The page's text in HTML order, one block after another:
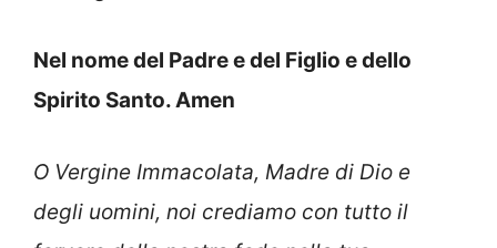
Nel nome del Padre e del Figlio e dello
Spirito Santo. Amen
O Vergine Immacolata, Madre di Dio e
degli uomini, noi crediamo con tutto il